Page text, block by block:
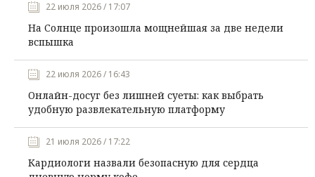
22 июля 2026 / 17:07
На Солнце произошла мощнейшая за две недели
вспышка
22 июля 2026 / 16:43
Онлайн-досуг без лишней суеты: как выбрать
удобную развлекательную платформу
21 июля 2026 / 17:22
Кардиологи назвали безопасную для сердца